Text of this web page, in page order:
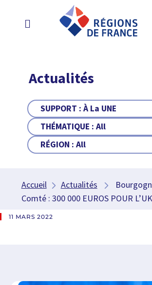
Actualités
SUPPORT :À La UNE
THÉMATIQUE :All
RÉGION :All
Accueil Actualités
Comté : 300 000 EUROS POUR
11 MARS 2022